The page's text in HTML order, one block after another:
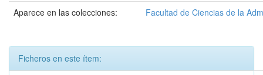
Aparece en las colecciones:
Facultad de Ciencias de la
Ficheros en este ítem: